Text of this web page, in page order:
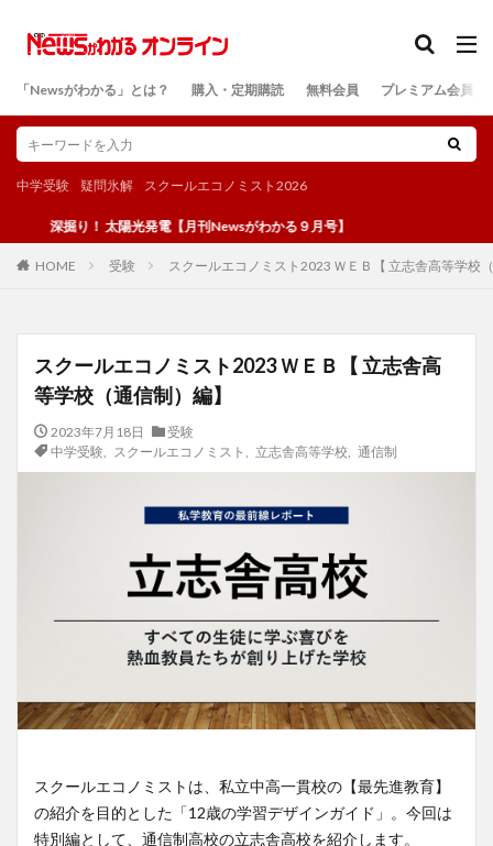
「Newsがわかる」とは？ 購入・定期購読 無料会員 プレミアム会員
中学受験 疑問氷解 スクールエコノミスト2026
り！ 太陽光発電【月刊Newsがわかる９月号】
HOME 受験 スクールエコノミスト2023 ＷＥＢ【 立志舎高等学校
スクールエコノミスト2023 ＷＥＢ【 立志舎高
等学校（通信制）編】
2023年7月18日
受験
中学受験, スクールエコノミスト 立志舎高等学校 通信制
スクールエコノミストは、私立中高一貫校の【最先進教育】
の紹介を目的とした「12歳の学習デザインガイド」。今回は
特別編として、通信制高校の立志舎高校を紹介します。
検索